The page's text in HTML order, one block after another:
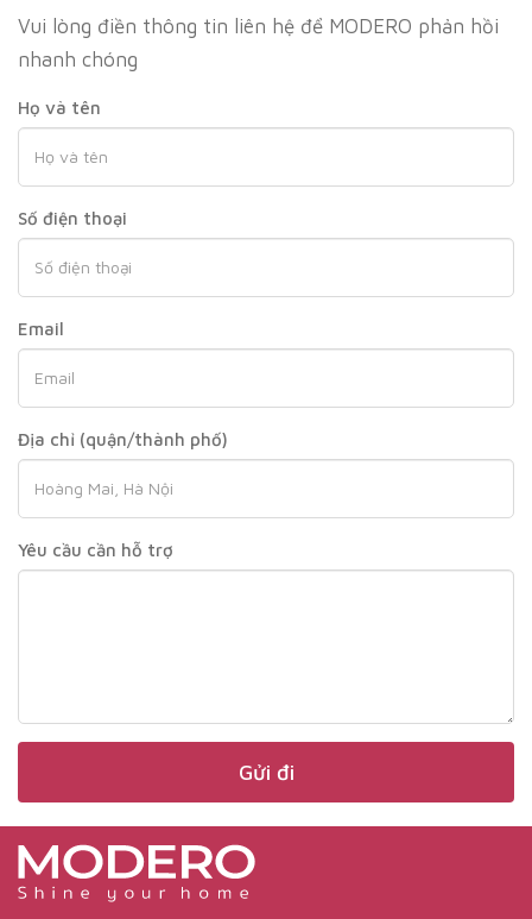
Vui lòng điền thông tin liên hệ để MODERO phản hồi
nhanh chóng
Họ và tên
Số điện thoại
Email
Địa chỉ (quận/thành phố)
Yêu cầu cần hỗ trợ